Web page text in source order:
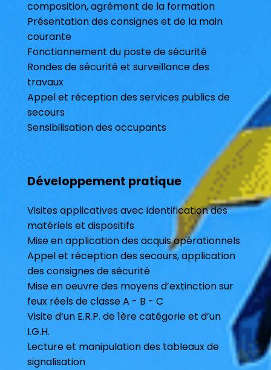
composition, agrément de la formation
Présentation des consignes et de la main
courante
Fonctionnement du poste de sécurité
Rondes de sécurité et surveillance des
travaux
Appel et réception des services publics de
secours
Sensibilisation des occupants
Développement pratique
Visites applicatives avec identification des
matériels et dispositifs
Mise en application des acquis opérationnels
Appel et réception des secours, application
des consignes de sécurité
Mise en oeuvre des moyens d’extinction sur
feux réels de classe A - B - C
Visite d’un E.R.P. de 1ère catégorie et d’un
I.G.H.
Lecture et manipulation des tableaux de
signalisation